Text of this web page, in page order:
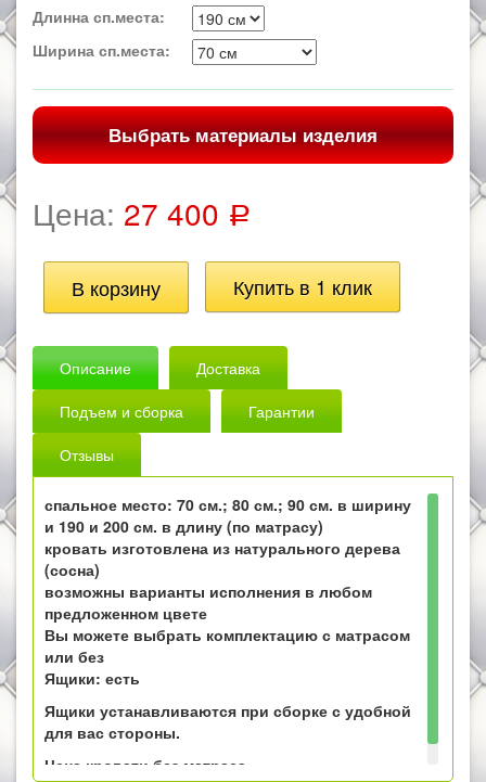
Длинна сп.места:
Ширина сп.места:
Выбрать материалы изделия
Цена: 27 400 Р
Описание
Доставка
Подъем и сборка
Гарантии
Отзывы
спальное место: 70 см.; 80 см.; 90 см. в ширину
и 190 и 200 см. в длину (по матрасу)
кровать изготовлена из натурального дерева
(сосна)
возможны варианты исполнения в любом
предложенном цвете
Вы можете выбрать комплектацию с матрасом
или без
Ящики: есть
Ящики устанавливаются при сборке с удобной
для вас стороны.
Цена кровати без матраса